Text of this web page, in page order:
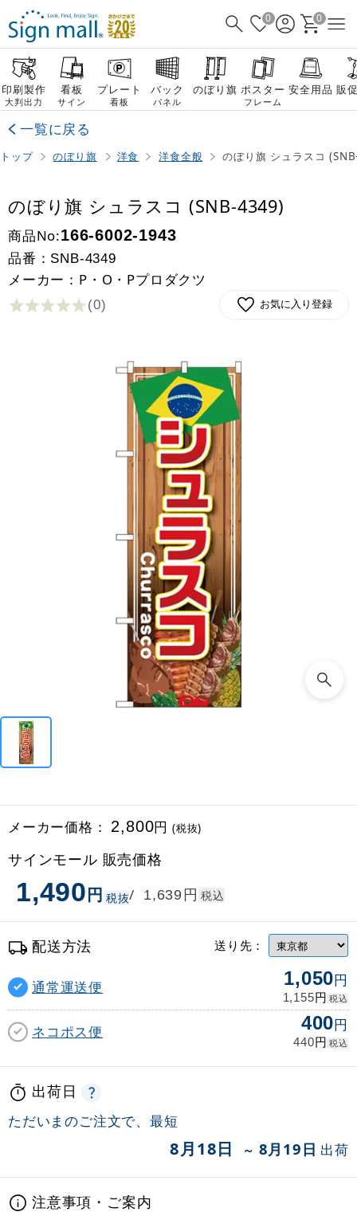
0 0
印刷製作
大判出力
看板
サイン
プレート
看板
バック
パネル
のぼり旗 ポスター
フレーム
安全用品 販
一覧に戻る
トップ のぼり旗 洋食 洋食全般 のぼり旗 シュラスコ
のぼり旗 シュラスコ (SNB-4349)
商品No:166-6002-1943
品番： SNB-4349
メーカー：P・O・Pプロダクツ
(0) お気に入り登録
メーカー価格： 2,800円(税抜)
サインモール 販売価格
1,490円 税抜/ 1,639円 税込
配送方法 送り先：
通常運送便 1,050円
1,155円 税込
ネコポス便 400円
440円 税込
出荷日
ただいまのご注文で、最短
8月18日 ～ 8月19日 出荷
注意事項・ご案内